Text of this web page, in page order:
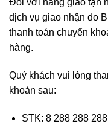
Đối với hàng giao tận
dịch vụ giao nhận do
thanh toán chuyển
hàng.
Quý khách vui lòng
khoản sau:
STK: 8 288 288 288